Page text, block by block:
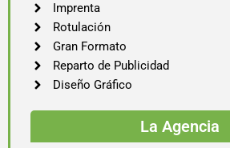
Imprenta
Rotulación
Gran Formato
Reparto de Publicidad
Diseño Gráfico
La Agencia